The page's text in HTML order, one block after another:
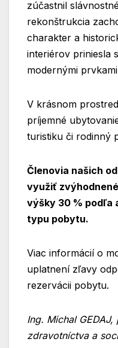
zúčastnil
rekonštrukcia
charakter a
interiérov priniesla
modernými
V krásnom
príjemné
turistiku či rodinný
Členovia našich
využiť
výšky 30 % podľa
typu pobytu.
Viac informácií o
uplatnení zľavy
rezervácii pobytu.
Ing. Michal GEDAJ,
zdravotníctva a